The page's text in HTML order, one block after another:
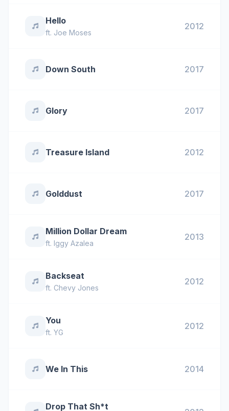
Hello
ft. Joe Moses
2012
Down South 2017
Glory 2017
Treasure Island 2012
Golddust 2017
Million Dollar Dream
ft. Iggy Azalea
2013
Backseat
ft. Chevy Jones
2012
You
ft. YG
2012
We In This 2014
Drop That Sh*t